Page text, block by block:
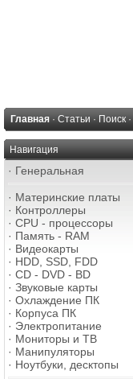
Главная · Статьи · Поиск ·
Навигация
· Генеральная
· Материнские платы
· Контроллеры
· CPU - процессоры
· Память - RAM
· Видеокарты
· HDD, SSD, FDD
· CD - DVD - BD
· Звуковые карты
· Охлаждение ПК
· Корпуса ПК
· Электропитание
· Мониторы и ТВ
· Манипуляторы
· Ноутбуки, десктопы